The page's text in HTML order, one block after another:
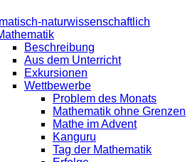
naturwissenschaftlich
Beschreibung
Aus dem Unterricht
Exkursionen
Wettbewerbe
Problem des Monats
Mathematik ohne Grenzen
Mathe im Advent
Kanguru
Tag der Mathematik